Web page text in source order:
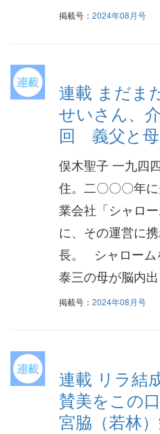
掲載号： 2024年08月号
連載 まだま
せいさん、
回 義父と母
俣木聖子 一九四
住。二〇〇〇年
業会社「シャロ
に、その運営に
長。 シャローム
泰三の母が脳内
掲載号： 2024年08月号
連載 リラ結
賛美をこの
宮脇（若林